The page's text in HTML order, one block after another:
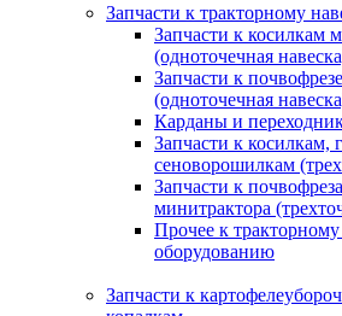
Запчасти к тракторному
Запчасти к косилкам
(одноточечная
Запчасти к
(одноточечная
Карданы и
Запчасти к косилкам,
сеноворошилкам
Запчасти к
минитрактора
Прочее к
оборудованию
Запчасти к